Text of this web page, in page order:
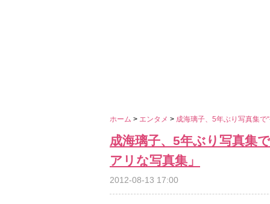
ホーム > エンタメ > 成海璃子、5年ぶり写真集
成海璃子、5年ぶり写真集
アリな写真集」
2012-08-13 17:00